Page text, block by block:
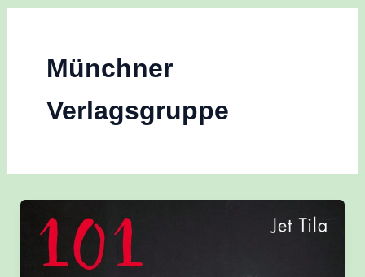
Münchner
Verlagsgruppe